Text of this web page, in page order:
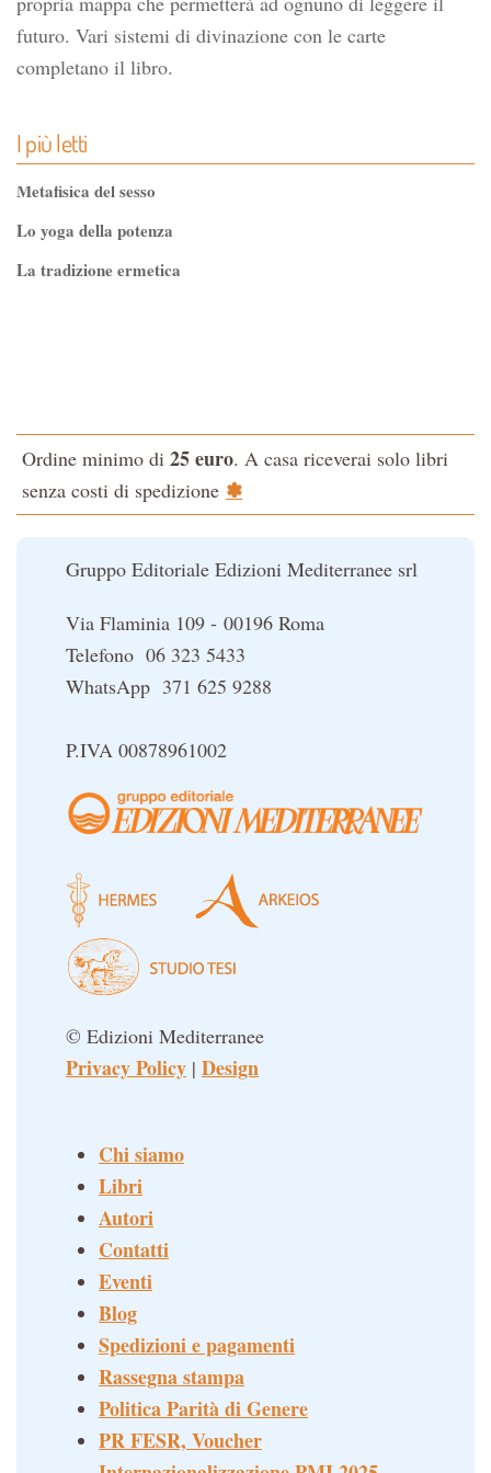
futuro. Vari sistemi di divinazione con le carte
completano il libro.
I più letti
Metafisica del sesso
Lo yoga della potenza
La tradizione ermetica
La Cabala
Il potere del serpente
Ordine minimo di 25 euro. A casa riceverai solo libri
senza costi di spedizione ✽
Gruppo Editoriale Edizioni Mediterranee srl
Via Flaminia 109 - 00196 Roma
Telefono 06 323 5433
WhatsApp 371 625 9288
P.IVA 00878961002
© Edizioni Mediterranee
Privacy Policy | Design
Chi siamo
Libri
Autori
Contatti
Eventi
Blog
Spedizioni e pagamenti
Rassegna stampa
Politica Parità di Genere
PR FESR, Voucher